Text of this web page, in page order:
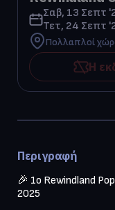
Σαβ, 13 Σεπτ
Τετ, 24 Σεπτ
Πολλαπλοί
Η
Περιγραφή
🎉 1ο Rewindland